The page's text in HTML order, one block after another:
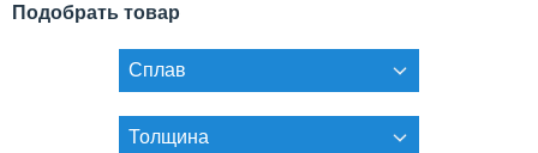
Подобрать товар
Сплав
Толщина